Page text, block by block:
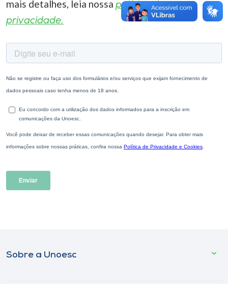
mais detalhes, leia nossa política de
privacidade.
Sobre a Unoesc